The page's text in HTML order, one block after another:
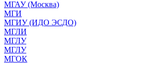
МГАУ (Москва)
МГИ
МГИУ (ИДО ЭСДО)
МГЛИ
МГЛУ
МГЛУ
МГОК